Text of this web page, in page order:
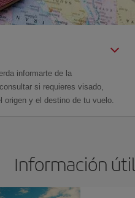
informarte de la
si requieres visado,
origen y el destino de tu vuelo.
Información